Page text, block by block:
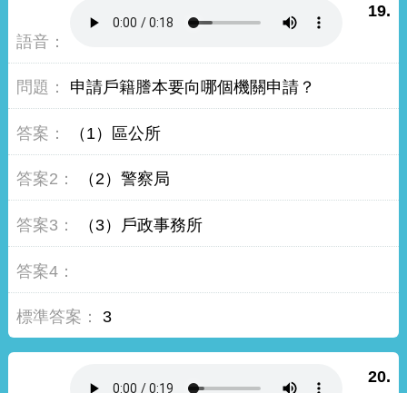
19.
申請戶籍謄本要向哪個機關申請？
（1）區公所
（2）警察局
（3）戶政事務所
3
20.